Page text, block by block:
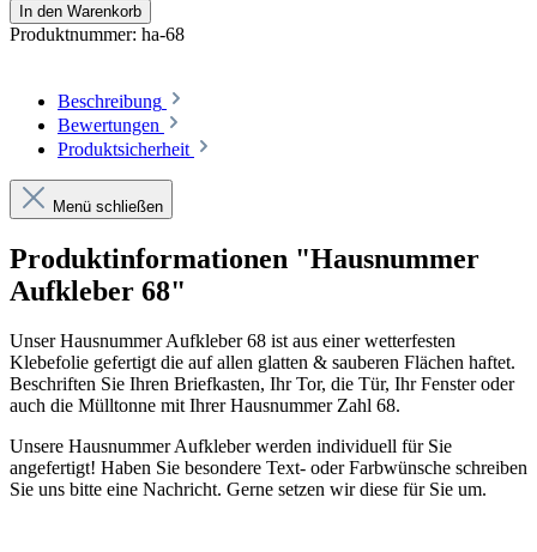
In den Warenkorb
Produktnummer: ha-68
Beschreibung
Bewertungen
Produktsicherheit
Menü schließen
Produktinformationen "Hausnummer
Aufkleber 68"
Unser Hausnummer Aufkleber 68 ist aus einer wetterfesten
Klebefolie gefertigt die auf allen glatten & sauberen Flächen haftet.
Beschriften Sie Ihren Briefkasten, Ihr Tor, die Tür, Ihr Fenster oder
auch die Mülltonne mit Ihrer Hausnummer Zahl 68.
Unsere Hausnummer Aufkleber werden individuell für Sie
angefertigt! Haben Sie besondere Text- oder Farbwünsche schreiben
Sie uns bitte eine Nachricht. Gerne setzen wir diese für Sie um.